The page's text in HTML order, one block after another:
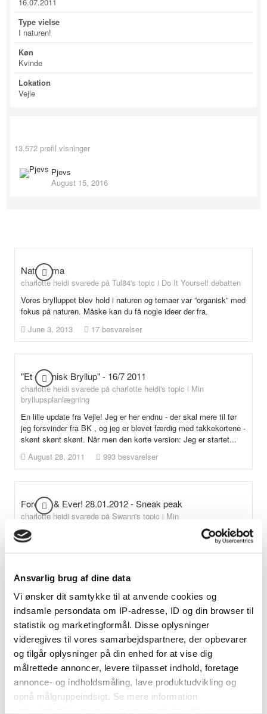
Ansvarlig brug af dine data
Vi ønsker dit samtykke til at anvende cookies og
indsamle persondata om IP-adresse, ID og din browser til
statistik og marketingformål. Disse oplysninger
videregives til vores samarbejdspartnere, der opbevarer
og tilgår oplysninger på din enhed for at vise dig
målrettede annoncer, levere tilpasset indhold, foretage
annonce- og indholdsmåling, lave produktudvikling og
opnå målgruppeindsigt. Se mere information
Type vielse
I naturen!
Køn
Kvinde
Lokation
Vejle
13,572 profil visninger
Pjevs
August 15, 2016
Natur-tema
charlotte heidi svarede på Tul84's topic i Do It Yourself debatten
Vores brylluppet blev hold i naturen og temaer var ”organisk” med
fokus på naturen. Måske kan du få nogle ideer der fra.
June 3, 2013
17 besvarelser
"Et organisk Bryllup" - 16/7 2011
charlotte heidi svarede på charlotte heidi's topic i Min
bryllupsplanlægning
En lille update fra Vejle! Jeg er her endnu - der skal mere til før
jeg forsvinder fra BK , og jeg er blevet færdig med takkekortene -
skønt skønt skønt. Når men den korte version: Jeg er startet...
August 28, 2011
993 besvarelser
Forever & Ever! 28.01.2012 - Sneak peak
charlotte heidi svarede på Swann's topic i Min
bryllupsplanlægning
:cheerleader3: TILLYKKE MED MILEPÆLEN :cheerleader3: Så
er der ikke længe til, hvor er det bare spændende Jeg glæder
August 28, 2011
1,642 besvarelser
The September Issue
charlotte heidi svarede på MarieA's topic iSmalltalk
Tak for det Har fundet den og så jeg smider lige et link ind så
andre nemt kan finde den. -------------------------------------------------------
--------
August 24, 2011
2 besvarelser